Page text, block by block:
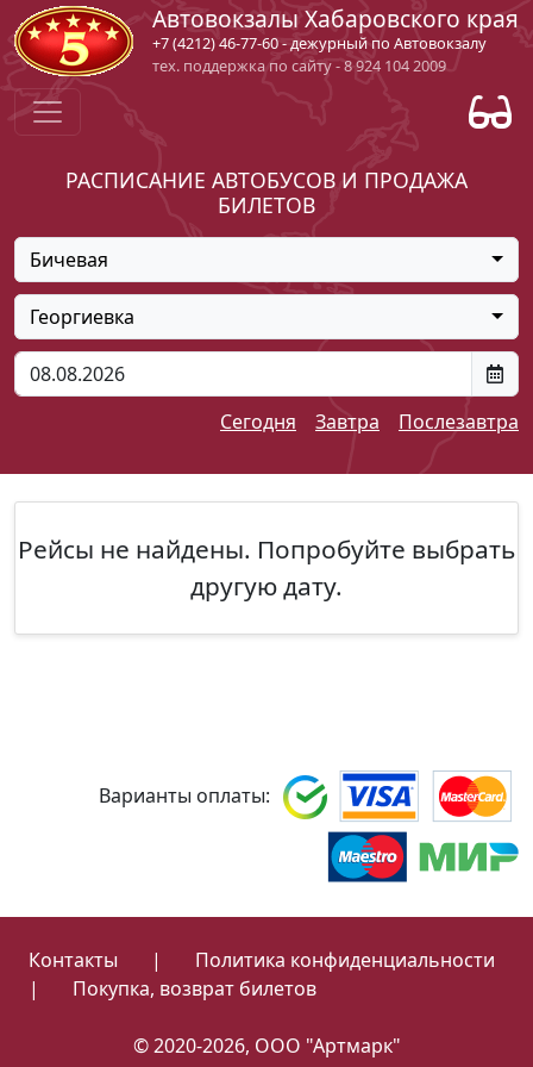
Автовокзалы Хабаровского края
+7 (4212) 46-77-60 - дежурный по Автовокзалу
тех. поддержка по сайту - 8 924 104 2009
РАСПИСАНИЕ АВТОБУСОВ И ПРОДАЖА
БИЛЕТОВ
Бичевая
Георгиевка
Сегодня Завтра Послезавтра
Рейсы не найдены. Попробуйте выбрать
другую дату.
Варианты оплаты:
Контакты |
Политика конфиденциальности
|
Покупка, возврат билетов
© 2020-2026, ООО "Артмарк"